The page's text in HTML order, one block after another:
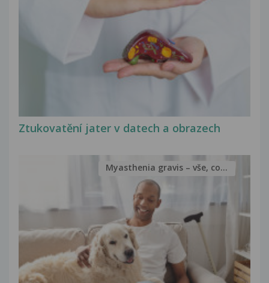
Ztukovatění jater v datech a obrazech
Myasthenia gravis – vše, co...